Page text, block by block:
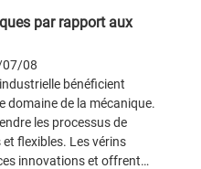
par rapport aux
07/08
bénéficient
domaine de la mécanique.
les processus de
flexibles. Les vérins
innovations et offrent…